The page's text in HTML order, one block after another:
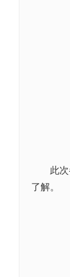
此
了解。